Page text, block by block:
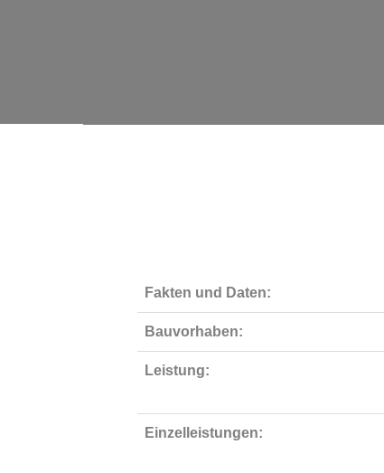
Fakten und Daten:
Bauvorhaben:
Leistung:
Einzelleistungen: